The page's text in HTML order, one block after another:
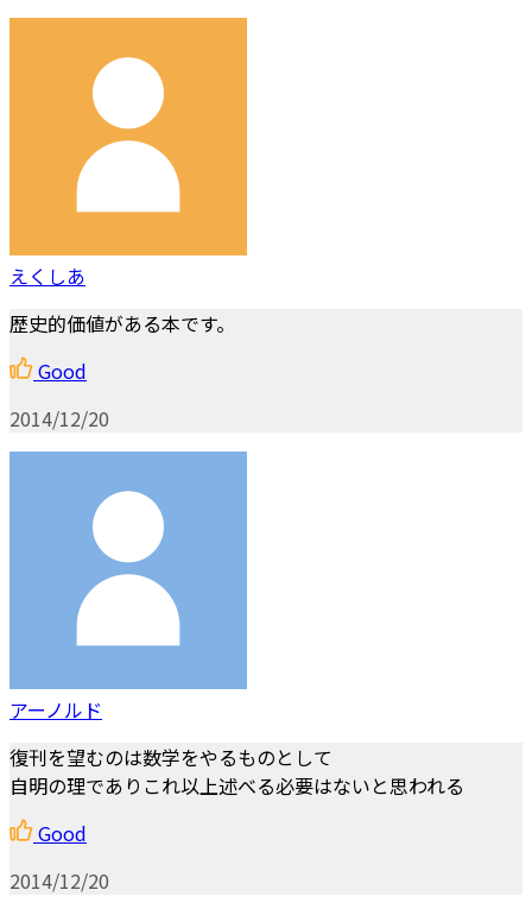
えくしあ
歴史的価値がある本です。
Good
2014/12/20
アーノルド
復刊を望むのは数学をやるものとして
自明の理でありこれ以上述べる必要はないと思われる
Good
2014/12/20